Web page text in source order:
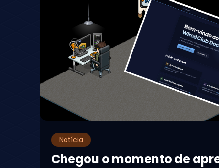
Notícia
Chegou o momento de